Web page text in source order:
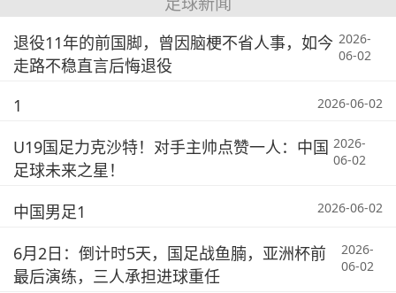
退役11年的前国脚，曾因脑梗不省人事，如今
走路不稳直言后悔退役
2026-
06-02
1 2026-06-02
U19国足力克沙特！对手主帅点赞一人：中国
足球未来之星！
2026-
06-02
中国男足1 2026-06-02
6月2日：倒计时5天，国足战鱼腩，亚洲杯前
最后演练，三人承担进球重任
2026-
06-02